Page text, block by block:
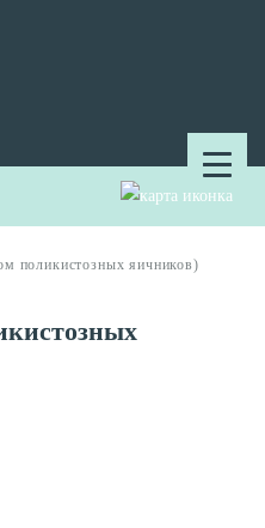
поликистозных яичников)